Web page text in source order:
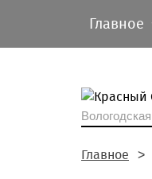
Главное
Главное